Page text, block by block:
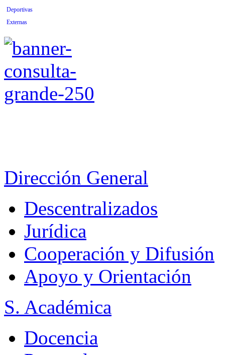
Deportivas
Externas
Dirección General
Descentralizados
Jurídica
Cooperación y Difusión
Apoyo y Orientación
S. Académica
Docencia